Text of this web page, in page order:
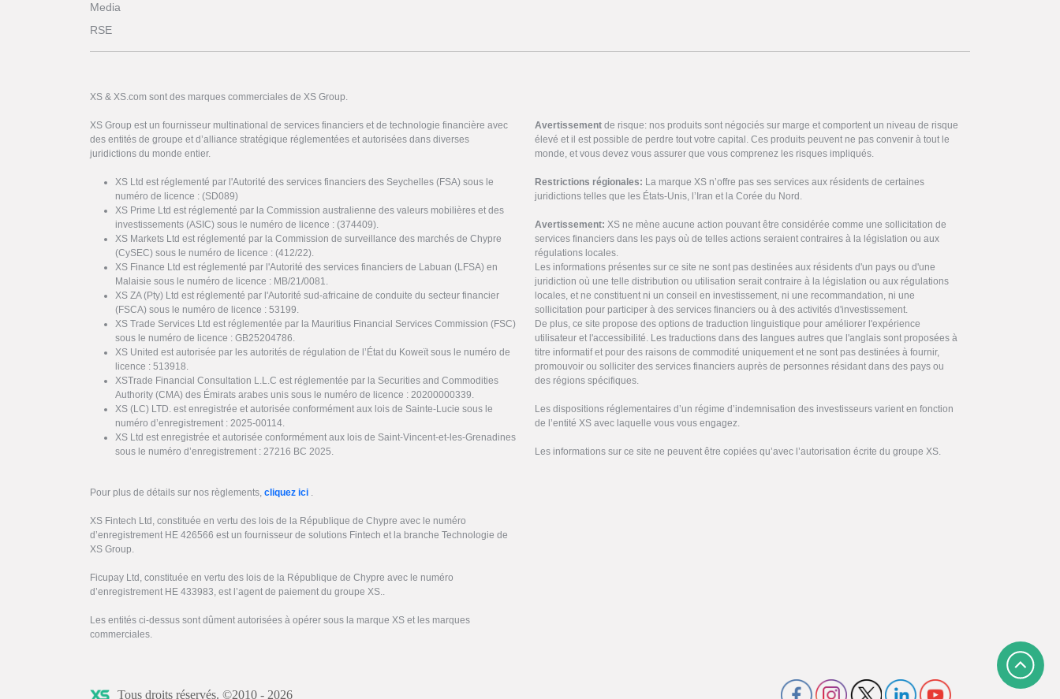
Media
RSE
XS & XS.com sont des marques commerciales de XS Group.
XS Group est un fournisseur multinational de services financiers et de technologie financière avec
des entités de groupe et d’alliance stratégique réglementées et autorisées dans diverses
juridictions du monde entier.
XS Ltd est réglementé par l'Autorité des services financiers des Seychelles (FSA) sous le
numéro de licence : (SD089)
XS Prime Ltd est réglementé par la Commission australienne des valeurs mobilières et des
investissements (ASIC) sous le numéro de licence : (374409).
XS Markets Ltd est réglementé par la Commission de surveillance des marchés de Chypre
(CySEC) sous le numéro de licence : (412/22).
XS Finance Ltd est réglementé par l'Autorité des services financiers de Labuan (LFSA) en
Malaisie sous le numéro de licence : MB/21/0081.
XS ZA (Pty) Ltd est réglementé par l'Autorité sud-africaine de conduite du secteur financier
(FSCA) sous le numéro de licence : 53199.
XS Trade Services Ltd est réglementée par la Mauritius Financial Services Commission (FSC)
sous le numéro de licence : GB25204786.
XS United est autorisée par les autorités de régulation de l’État du Koweït sous le numéro de
licence : 513918.
XSTrade Financial Consultation L.L.C est réglementée par la Securities and Commodities
Authority (CMA) des Émirats arabes unis sous le numéro de licence : 20200000339.
XS (LC) LTD. est enregistrée et autorisée conformément aux lois de Sainte-Lucie sous le
numéro d’enregistrement : 2025-00114.
XS Ltd est enregistrée et autorisée conformément aux lois de Saint-Vincent-et-les-Grenadines
sous le numéro d’enregistrement : 27216 BC 2025.
Pour plus de détails sur nos règlements, cliquez ici .
XS Fintech Ltd, constituée en vertu des lois de la République de Chypre avec le numéro
d’enregistrement HE 426566 est un fournisseur de solutions Fintech et la branche Technologie de
XS Group.
Ficupay Ltd, constituée en vertu des lois de la République de Chypre avec le numéro
d’enregistrement HE 433983, est l’agent de paiement du groupe XS..
Les entités ci-dessus sont dûment autorisées à opérer sous la marque XS et les marques
commerciales.
Avertissement de risque: nos produits sont négociés sur marge et comportent un niveau de risque
élevé et il est possible de perdre tout votre capital. Ces produits peuvent ne pas convenir à tout le
monde, et vous devez vous assurer que vous comprenez les risques impliqués.
Restrictions régionales: La marque XS n’offre pas ses services aux résidents de certaines
juridictions telles que les États-Unis, l’Iran et la Corée du Nord.
Avertissement: XS ne mène aucune action pouvant être considérée comme une sollicitation de
services financiers dans les pays où de telles actions seraient contraires à la législation ou aux
régulations locales.
Les informations présentes sur ce site ne sont pas destinées aux résidents d'un pays ou d'une
juridiction où une telle distribution ou utilisation serait contraire à la législation ou aux régulations
locales, et ne constituent ni un conseil en investissement, ni une recommandation, ni une
sollicitation pour participer à des services financiers ou à des activités d'investissement.
De plus, ce site propose des options de traduction linguistique pour améliorer l'expérience
utilisateur et l'accessibilité. Les traductions dans des langues autres que l'anglais sont proposées à
titre informatif et pour des raisons de commodité uniquement et ne sont pas destinées à fournir,
promouvoir ou solliciter des services financiers auprès de personnes résidant dans des pays ou
des régions spécifiques.
Les dispositions réglementaires d’un régime d’indemnisation des investisseurs varient en fonction
de l’entité XS avec laquelle vous vous engagez.
Les informations sur ce site ne peuvent être copiées qu’avec l’autorisation écrite du groupe XS.
Tous droits réservés. ©2010 - 2026